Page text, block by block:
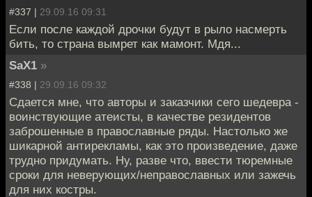
#337 | 29.09.16 09:31
Если после каждой дрочки будут в рыло насмерть
бить, то страна вымрет как мамонт. Мдя...
SaX1 »
#338 | 29.09.16 09:32
Сдается мне, что авторы и заказчики сего шедевра -
воинствующие атеисты, в качестве резидентов
заброшенные в православные ряды. Настолько же
шикарной антирекламы, как это произведение, даже
трудно придумать. Ну, разве что, ввести тюремные
сроки для неверующих/неправославных или зажечь
для них костры.